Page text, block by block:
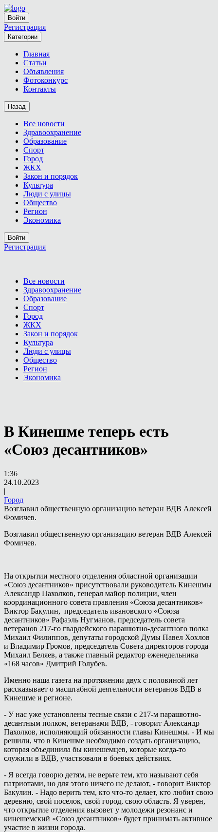
Войти
Регистрация
Категории
Главная
Статьи
Объявления
Фотоконкурс
Контакты
Назад
Все новости
Здравоохранение
Образование
Спорт
Город
ЖКХ
Закон и порядок
Культура
Люди с улицы
Общество
Регион
Экономика
Войти
Регистрация
Все новости
Здравоохранение
Образование
Спорт
Город
ЖКХ
Закон и порядок
Культура
Люди с улицы
Общество
Регион
Экономика
В Кинешме теперь есть
«Союз десантников»
1:36
24.10.2023
|
Город
Возглавил общественную организацию ветеран ВДВ Алексей
Фомичев.
Возглавил общественную организацию ветеран ВДВ Алексей
Фомичев.
На открытии местного отделения областной организации
«Союз десантников» присутствовали руководитель Кинешмы
Александр Пахолков, генерал майор полиции, член
координационного совета правления «Союза десантников»
Виктор Бакулин, председатель ивановского «Союза
десантников» Рафаэль Нугманов, председатель совета
ветеранов 217-го гвардейского парашютно-десантного полка
Михаил Филиппов, депутаты городской Думы Павел Хохлов
и Владимир Громов, председатель Совета директоров города
Михаил Беляев, а также главный редактор еженедельника
«168 часов» Дмитрий Голубев.
Именно наша газета на протяжении двух с половиной лет
рассказывает о масштабной деятельности ветеранов ВДВ в
Кинешме и регионе.
- У нас уже установлены тесные связи с 217-м парашютно-
десантным полком, ветеранами ВДВ, - говорит Александр
Пахолков, исполняющий обязанности главы Кинешмы. - И мы
решили, что в Кинешме необходимо создать организацию,
которая объединила бы кинешемцев, которые когда-то
служили в ВДВ, участвовали в боевых действиях.
- Я всегда говорю детям, не верьте тем, кто называют себя
патриотами, но для этого ничего не делают, - говорит Виктор
Бакулин. - Надо верить тем, кто что-то делает, кто любит свою
деревню, свой поселок, свой город, свою область. Я уверен,
что открытие отделения вызовет у молодежи резонанс и
кинешемский «Союз десантников» будет принимать активное
участие в жизни города.